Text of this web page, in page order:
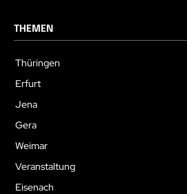
THEMEN
Thüringen
Erfurt
Jena
Gera
Weimar
Veranstaltung
Eisenach